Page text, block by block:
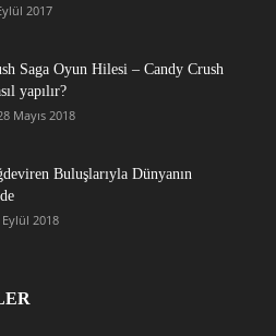
2017
Saga Oyun Hilesi – Candy Crush
yapılır?
Mayıs 2018
Buluşlarıyla Dünyanın
Eylül 2018